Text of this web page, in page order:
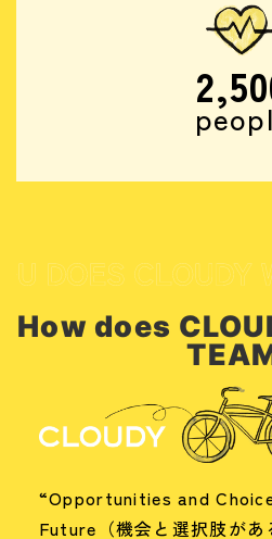
How does
“Opportunities and
Future（機会と選択肢があ